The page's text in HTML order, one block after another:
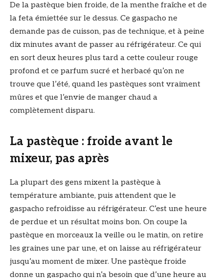
De la pastèque bien froide, de la menthe fraîche et de
la feta émiettée sur le dessus. Ce gaspacho ne
demande pas de cuisson, pas de technique, et à peine
dix minutes avant de passer au réfrigérateur. Ce qui
en sort deux heures plus tard a cette couleur rouge
profond et ce parfum sucré et herbacé qu’on ne
trouve que l’été, quand les pastèques sont vraiment
mûres et que l’envie de manger chaud a
complètement disparu.
La pastèque : froide avant le
mixeur, pas après
La plupart des gens mixent la pastèque à
température ambiante, puis attendent que le
gaspacho refroidisse au réfrigérateur. C’est une heure
de perdue et un résultat moins bon. On coupe la
pastèque en morceaux la veille ou le matin, on retire
les graines une par une, et on laisse au réfrigérateur
jusqu’au moment de mixer. Une pastèque froide
donne un gaspacho qui n’a besoin que d’une heure au